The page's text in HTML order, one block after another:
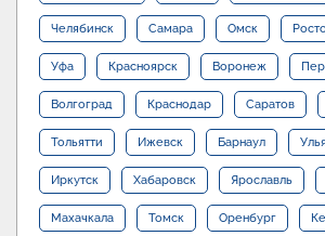
Челябинск Самара Омск
Уфа Красноярск Воронеж
Волгоград Краснодар Саратов
Тольятти Ижевск Барнаул
Иркутск Хабаровск Ярославль
Махачкала Томск Оренбург